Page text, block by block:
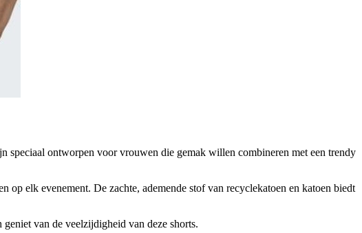
ontworpen voor vrouwen die gemak willen combineren met een trendy
op elk evenement. De zachte, ademende stof van recyclekatoen en katoen biedt
van de veelzijdigheid van deze shorts.